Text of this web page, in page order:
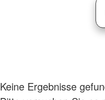
Keine Ergebnisse